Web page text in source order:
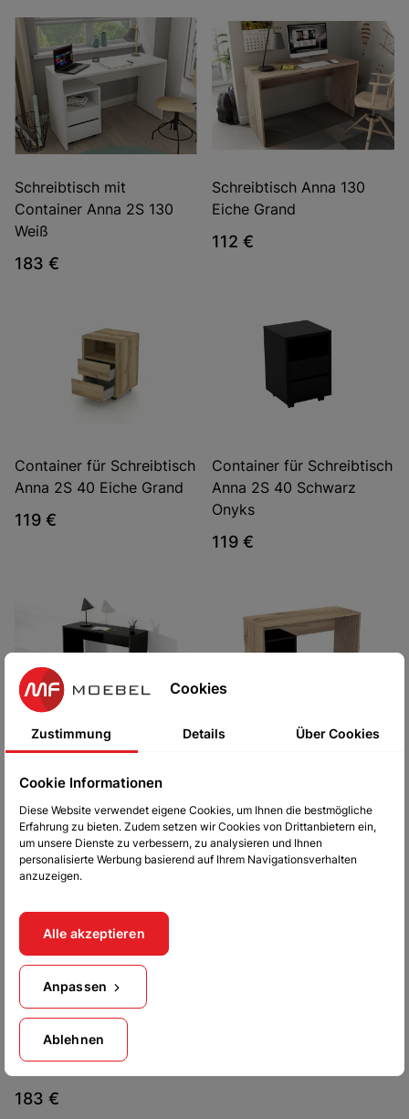
Schreibtisch mit
Container Anna 2S 130
Weiß
183 €
Schreibtisch Anna 130
Eiche Grand
112 €
Container für Schreibtisch
Anna 2S 40 Eiche Grand
119 €
Container für Schreibtisch
Anna 2S 40 Schwarz
Onyks
119 €
Schreibtisch Anna 130
Schreibtisch mit
Onyks
183 €
Schreibtisch mit
Container Anna 2S 130
Schwarz Onyks/Eiche
Grand
183 €
Cookies
Zustimmung Details Über Cookies
Cookie Informationen
Diese Website verwendet eigene Cookies, um Ihnen die bestmögliche
Erfahrung zu bieten. Zudem setzen wir Cookies von Drittanbietern ein,
um unsere Dienste zu verbessern, zu analysieren und Ihnen
personalisierte Werbung basierend auf Ihrem Navigationsverhalten
anzuzeigen.
Ablehnen
Anpassen
Alle akzeptieren